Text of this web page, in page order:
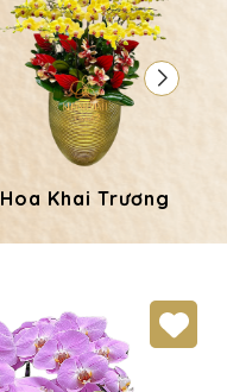
Hoa Khai Trương